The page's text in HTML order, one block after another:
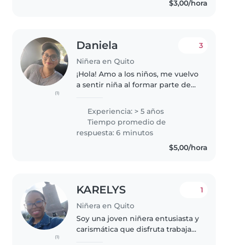
escuchados y queridos, por eso..
$3,00/hora
(1)
Daniela
Niñera en Quito
3
¡Hola! Amo a los niños, me vuelvo
a sentir niña al formar parte de
5 años cuidando niños desde las
edades de 4 meses hasta los 10
años y tengo buenas..
Experiencia: > 5 años
Tiempo promedio de
respuesta: 6 minutos
$5,00/hora
(1)
KARELYS
Niñera en Quito
1
Soy una joven niñera entusiasta y
carismática que disfruta trabajar